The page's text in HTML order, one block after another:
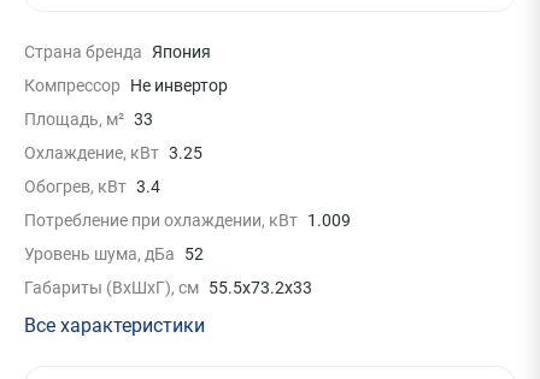
Страна бренда
Япония
Компрессор
Не инвертор
Площадь, м² 33
Охлаждение, кВт 3.25
Обогрев, кВт 3.4
Потребление при охлаждении, кВт 1.009
Уровень шума, дБа
52
Габариты (ВхШхГ), см 55.5x73.2x33
Все характеристики